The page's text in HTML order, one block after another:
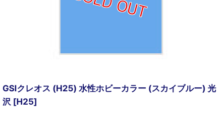
GSIクレオス (H25) 水性ホビーカラー (スカイブルー) 光
沢 [H25]